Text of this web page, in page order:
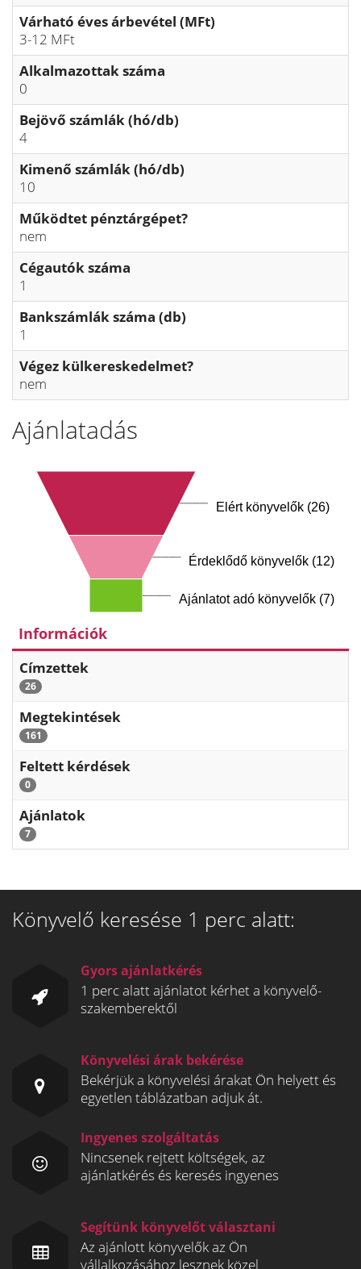
Várható éves árbevétel (MFt)
3-12 MFt
Alkalmazottak száma
0
Bejövő számlák (hó/db)
4
Kimenő számlák (hó/db)
10
Működtet pénztárgépet?
nem
Cégautók száma
1
Bankszámlák száma (db)
1
Végez külkereskedelmet?
nem
Ajánlatadás
Elért könyvelők (26)
Érdeklődő könyvelők (12)
Ajánlatot adó könyvelők (7)
Információk
Címzettek
26
Megtekintések
161
Feltett kérdések
0
Ajánlatok
7
Könyvelő keresése 1 perc alatt:
Gyors ajánlatkérés
1 perc alatt ajánlatot kérhet a könyvelő-
szakemberektől
Könyvelési árak bekérése
Bekérjük a könyvelési árakat Ön helyett és
egyetlen táblázatban adjuk át.
Ingyenes szolgáltatás
Nincsenek rejtett költségek, az
ajánlatkérés és keresés ingyenes
Segítünk könyvelőt választani
Az ajánlott könyvelők az Ön
vállalkozásához lesznek közel